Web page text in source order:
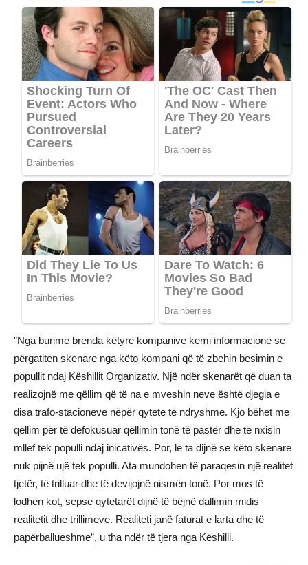
”Nga burime brenda këtyre kompanive kemi informacione se
përgatiten skenare nga këto kompani që të zbehin besimin e
popullit ndaj Këshillit Organizativ. Një ndër skenarët që duan ta
realizojnë me qëllim që të na e mveshin neve është djegia e
disa trafo-stacioneve nëpër qytete të ndryshme. Kjo bëhet me
qëllim për të defokusuar qëllimin tonë të pastër dhe të nxisin
mllef tek populli ndaj inicativës. Por, le ta dijnë se këto skenare
nuk pijnë ujë tek populli. Ata mundohen të paraqesin një realitet
tjetër, të trilluar dhe të devijojnë nismën tonë. Por mos të
lodhen kot, sepse qytetarët dijnë të bëjnë dallimin midis
realitetit dhe trillimeve. Realiteti janë faturat e larta dhe të
papërballueshme”, u tha ndër të tjera nga Këshilli.